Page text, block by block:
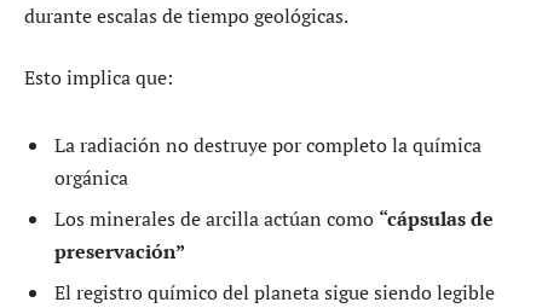
durante escalas de tiempo geológicas.
Esto implica que:
La radiación no destruye por completo la química
orgánica
Los minerales de arcilla actúan como “cápsulas de
preservación”
El registro químico del planeta sigue siendo legible